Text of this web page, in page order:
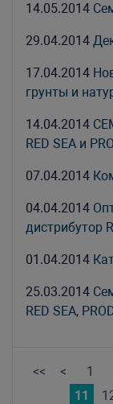
14.05.2014
29.04.2014
17.04.2014
грунты и
14.04.2014
RED SEA и
07.04.2014
04.04.2014
дистрибутор
01.04.2014
25.03.2014
RED SEA,
<< < 1
11